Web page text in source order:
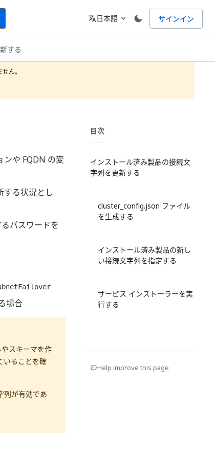
言語
translate日本語 expand_more サインイン
する
ん。
や FQDN の変
する状況とし
パスワードを
場合
スキーマを作
いることを確
列が有効であ
目次
インストール済み製品の接続文
字列を更新する
cluster_config.json ファイル
を生成する
インストール済み製品の新し
い接続文字列を指定する
サービス インストーラーを実
行する
Help improve this page